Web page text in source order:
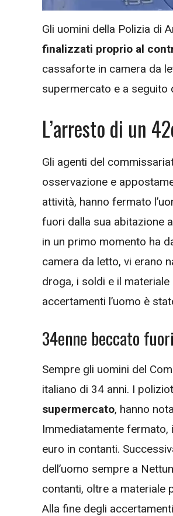
Gli uomini della Polizia di
finalizzati proprio al
cassaforte in camera da
supermercato e a
L’arresto di un
Gli agenti del
osservazione e
attività, hanno fermato
fuori dalla sua abitazione
in un primo momento ha
camera da letto, vi erano
droga, i soldi e il
accertamenti l’uomo è
34enne beccato
Sempre gli uomini del
italiano di 34 anni. I
supermercato, hanno
Immediatamente
euro in contanti.
dell’uomo sempre a
contanti, oltre a materiale
Alla fine degli